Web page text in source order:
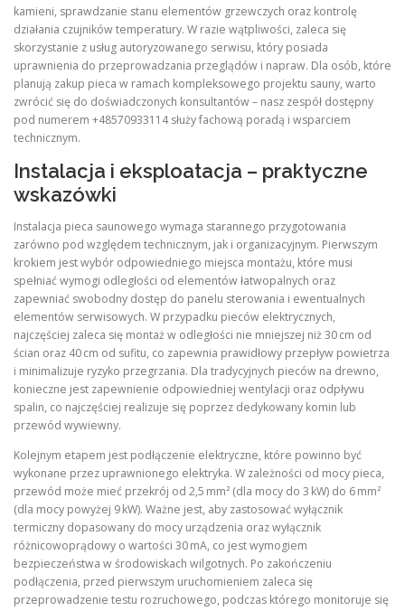
kamieni, sprawdzanie stanu elementów grzewczych oraz kontrolę
działania czujników temperatury. W razie wątpliwości, zaleca się
skorzystanie z usług autoryzowanego serwisu, który posiada
uprawnienia do przeprowadzania przeglądów i napraw. Dla osób, które
planują zakup pieca w ramach kompleksowego projektu sauny, warto
zwrócić się do doświadczonych konsultantów – nasz zespół dostępny
pod numerem +48570933114 służy fachową poradą i wsparciem
technicznym.
Instalacja i eksploatacja – praktyczne
wskazówki
Instalacja pieca saunowego wymaga starannego przygotowania
zarówno pod względem technicznym, jak i organizacyjnym. Pierwszym
krokiem jest wybór odpowiedniego miejsca montażu, które musi
spełniać wymogi odległości od elementów łatwopalnych oraz
zapewniać swobodny dostęp do panelu sterowania i ewentualnych
elementów serwisowych. W przypadku pieców elektrycznych,
najczęściej zaleca się montaż w odległości nie mniejszej niż 30 cm od
ścian oraz 40 cm od sufitu, co zapewnia prawidłowy przepływ powietrza
i minimalizuje ryzyko przegrzania. Dla tradycyjnych pieców na drewno,
konieczne jest zapewnienie odpowiedniej wentylacji oraz odpływu
spalin, co najczęściej realizuje się poprzez dedykowany komin lub
przewód wywiewny.
Kolejnym etapem jest podłączenie elektryczne, które powinno być
wykonane przez uprawnionego elektryka. W zależności od mocy pieca,
przewód może mieć przekrój od 2,5 mm² (dla mocy do 3 kW) do 6 mm²
(dla mocy powyżej 9 kW). Ważne jest, aby zastosować wyłącznik
termiczny dopasowany do mocy urządzenia oraz wyłącznik
różnicowoprądowy o wartości 30 mA, co jest wymogiem
bezpieczeństwa w środowiskach wilgotnych. Po zakończeniu
podłączenia, przed pierwszym uruchomieniem zaleca się
przeprowadzenie testu rozruchowego, podczas którego monitoruje się